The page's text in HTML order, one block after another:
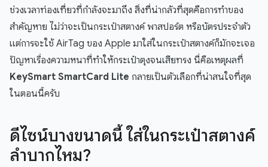
ช่วงเวลาท่องเที่ยวที่กำลังจะมาถึง สิ่งที่น่ากลัวที่สุดคือการทำของ
สำคัญหาย ไม่ว่าจะเป็นกระเป๋าสตางค์ พาสปอร์ต หรือบัตรประจำตัว
แต่การจะใช้ AirTag ของ Apple มาใส่ในกระเป๋าสตางค์ก็มักจะเจอ
ปัญหาเรื่องความหนาที่ทำให้กระเป๋าตุงจนเสียทรง นี่คือเหตุผลที่
KeySmart SmartCard Lite กลายเป็นตัวเลือกที่น่าสนใจที่สุด
ในตอนนี้ครับ
ดีไซน์บางขนาดนี้ ใส่ในกระเป๋าสตางค์
ลำบากไหม?